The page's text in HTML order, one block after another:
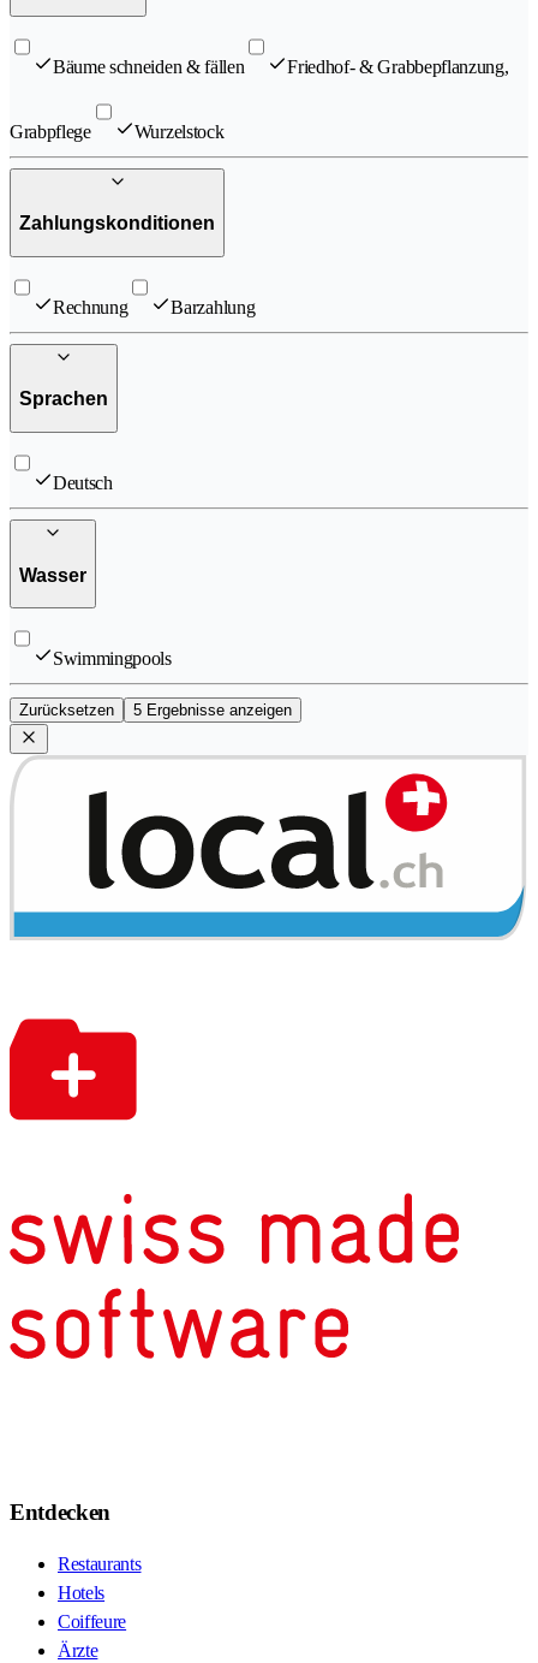
Bäume schneiden & fällen Friedhof- & Grabbepflanzung,
Grabpflege Wurzelstock
Zahlungskonditionen
Rechnung Barzahlung
Sprachen
Deutsch
Wasser
Swimmingpools
Zurücksetzen 5 Ergebnisse anzeigen
Entdecken
Restaurants
Hotels
Coiffeure
Ärzte